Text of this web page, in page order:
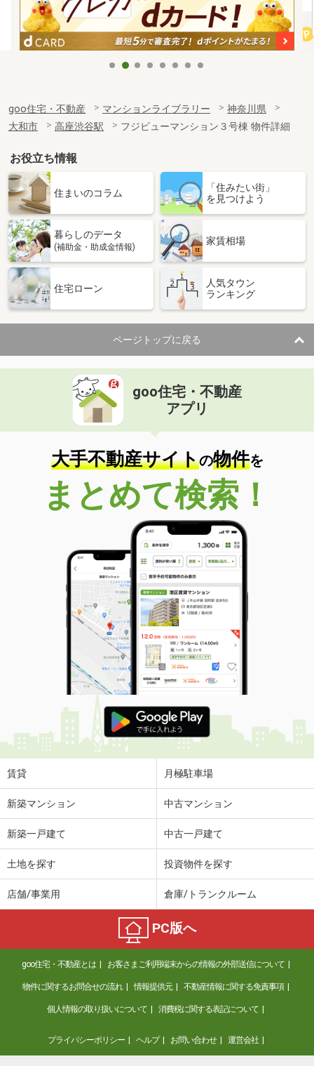
goo住宅・不動産 マンションライブラリー
神奈川県
大和市
高座渋谷駅 フジビューマンション３号棟 物件詳細
お役立ち情報
住まいのコラム
「住みたい街」
を見つけよう
暮らしのデータ
(補助金・助成金情報)
家賃相場
住宅ローン
人気タウン
ランキング
ページトップに戻る
goo住宅・不動産
アプリ
大手不動産サイトの物件を
まとめて検索！
賃貸 月極駐車場
新築マンション 中古マンション
新築一戸建て 中古一戸建て
土地を探す 投資物件を探す
店舗/事業用 倉庫/トランクルーム
PC版へ
goo住宅・不動産とは お客さまご利用端末からの情報の外部送信について
物件に関するお問合せの流れ 情報提供元 不動産情報に関する免責事項
個人情報の取り扱いについて 消費税に関する表記について
プライバシーポリシー ヘルプ お問い合わせ 運営会社